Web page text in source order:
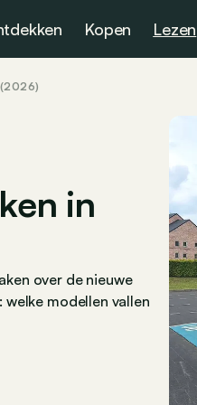
Kopen Lezen
(2026)
in
over de nieuwe
welke modellen vallen